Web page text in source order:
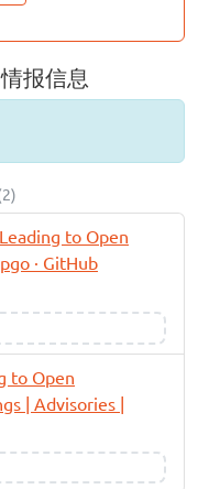
报信息
to Open
· GitHub
to Open
| Advisories |